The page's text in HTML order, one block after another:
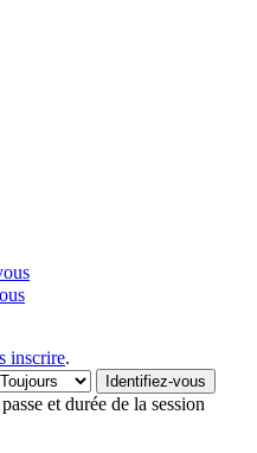
inscrire.
et durée de la session